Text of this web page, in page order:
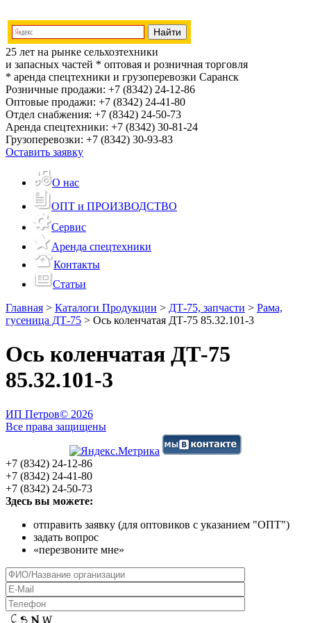
25 лет на рынке сельхозтехники
и запасных частей * оптовая и розничная торговля
* аренда спецтехники и грузоперевозки Саранск
Розничные продажи: +7 (8342) 24-12-86
Оптовые продажи: +7 (8342) 24-41-80
Отдел снабжения: +7 (8342) 24-50-73
Аренда спецтехники: +7 (8342) 30-81-24
Грузоперевозки: +7 (8342) 30-93-83
Оставить заявку
О нас
ОПТ и ПРОИЗВОДСТВО
Сервис
Аренда спецтехники
Контакты
Статьи
Главная > Каталоги Продукции > ДТ-75, запчасти > Рама,
гусеница ДТ-75 > Ось коленчатая ДТ-75 85.32.101-3
Ось коленчатая ДТ-75
85.32.101-3
ИП Петров© 2026
Все права защищены
+7 (8342) 24-12-86
+7 (8342) 24-41-80
+7 (8342) 24-50-73
Здесь вы можете:
отправить заявку (для оптовиков с указанием "ОПТ")
задать вопрос
«перезвоните мне»